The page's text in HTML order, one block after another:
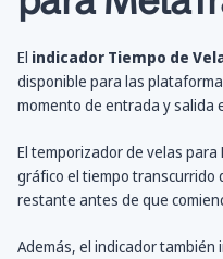
El indicador Tiempo de
disponible para las
momento de entrada y salida
El temporizador de velas
gráfico el tiempo transcurrido
restante antes de que
Además, el indicador también